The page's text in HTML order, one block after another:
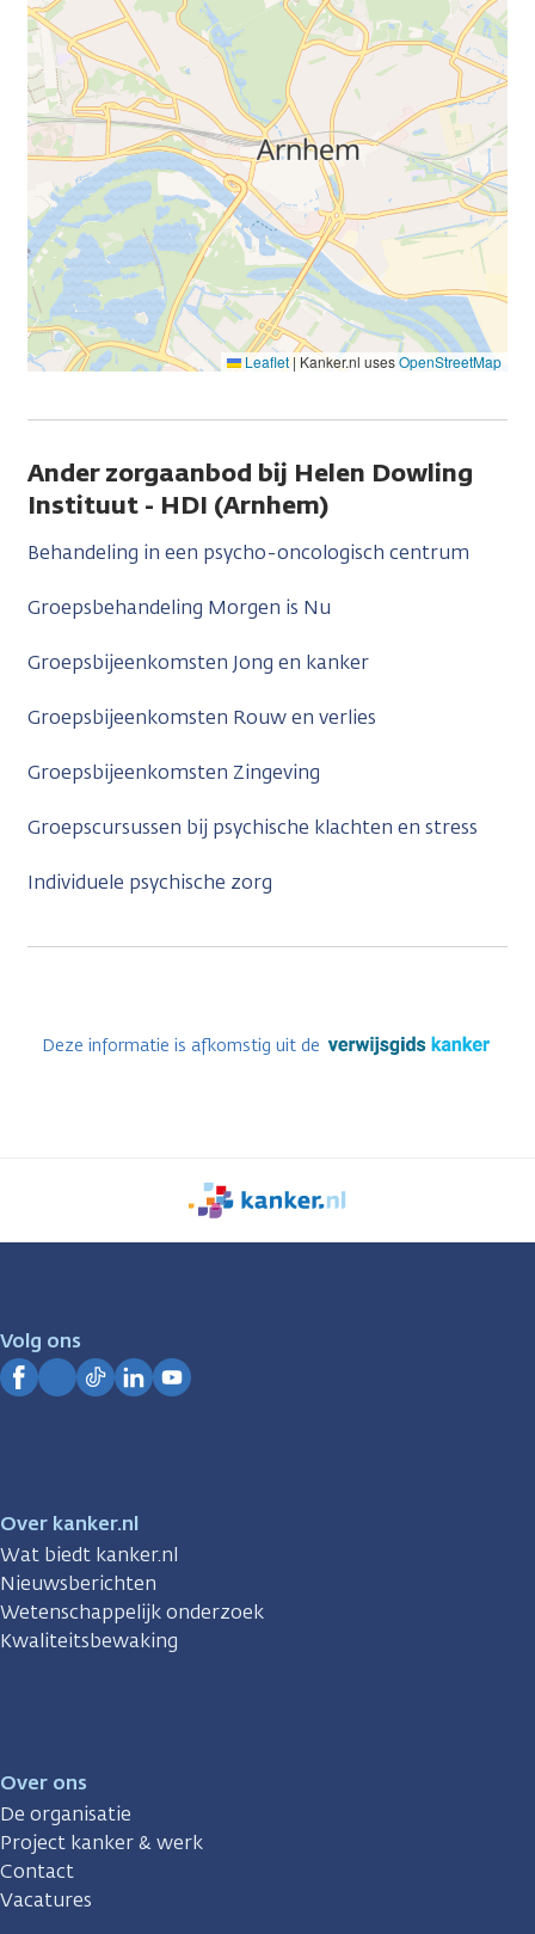
Leaflet | Kanker.nl usesOpenStreetMap
Ander zorgaanbod bij Helen Dowling
Instituut - HDI (Arnhem)
Behandeling in een psycho-oncologisch centrum
Groepsbehandeling Morgen is Nu
Groepsbijeenkomsten Jong en kanker
Groepsbijeenkomsten Rouw en verlies
Groepsbijeenkomsten Zingeving
Groepscursussen bij psychische klachten en stress
Individuele psychische zorg
Deze informatie is afkomstig uit de
We
zijn
Volg ons
Over kanker.nl
Wat biedt kanker.nl
Nieuwsberichten
Wetenschappelijk onderzoek
Kwaliteitsbewaking
Over ons
De organisatie
Project kanker & werk
Contact
Vacatures